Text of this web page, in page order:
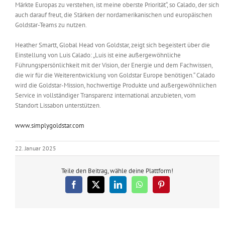
Märkte Europas zu verstehen, ist meine oberste Priorität“, so Calado, der sich
auch darauf freut, die Stärken der nordamerikanischen und europäischen
Goldstar-Teams zu nutzen.
Heather Smartt, Global Head von Goldstar, zeigt sich begeistert über die
Einstellung von Luis Calado: „Luis ist eine außergewöhnliche
Führungspersönlichkeit mit der Vision, der Energie und dem Fachwissen,
die wir für die Weiterentwicklung von Goldstar Europe benötigen.“ Calado
wird die Goldstar-Mission, hochwertige Produkte und außergewöhnlichen
Service in vollständiger Transparenz international anzubieten, vom
Standort Lissabon unterstützen.
www.simplygoldstar.com
22. Januar 2025
Teile den Beitrag, wähle deine Plattform!
Facebook
X LinkedInWhatsAppPinterest